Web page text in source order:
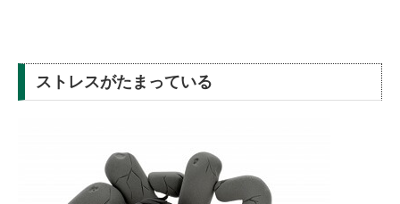
ストレスがたまっている